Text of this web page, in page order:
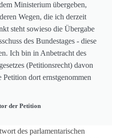
Ministerium übergeben,
Wegen, die ich derzeit
steht sowieso die Übergabe
des Bundestages - diese
Ich bin in Anbetracht des
(Petitionsrecht) davon
Petition dort ernstgenommen
der Petition
des parlamentarischen